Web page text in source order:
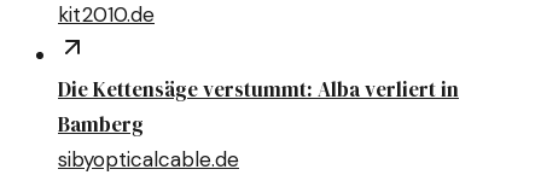
kit2010.de
Die Kettensäge verstummt: Alba verliert in
Bamberg
sibyopticalcable.de